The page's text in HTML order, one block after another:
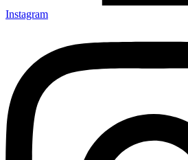
Instagram